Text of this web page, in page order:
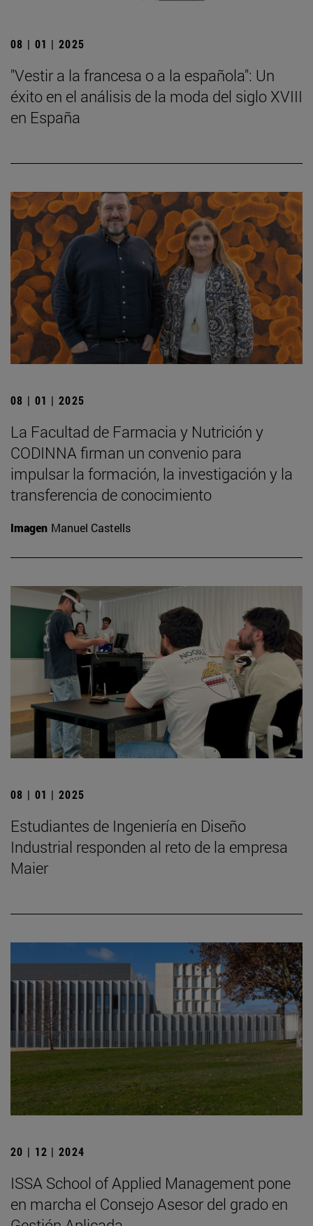
08 | 01 | 2025
"Vestir a la francesa o a la española": Un
éxito en el análisis de la moda del siglo XVIII
en España
08 | 01 | 2025
La Facultad de Farmacia y Nutrición y
CODINNA firman un convenio para
impulsar la formación, la investigación y la
transferencia de conocimiento
Imagen Manuel Castells
08 | 01 | 2025
Estudiantes de Ingeniería en Diseño
Industrial responden al reto de la empresa
Maier
20 | 12 | 2024
ISSA School of Applied Management pone
en marcha el Consejo Asesor del grado en